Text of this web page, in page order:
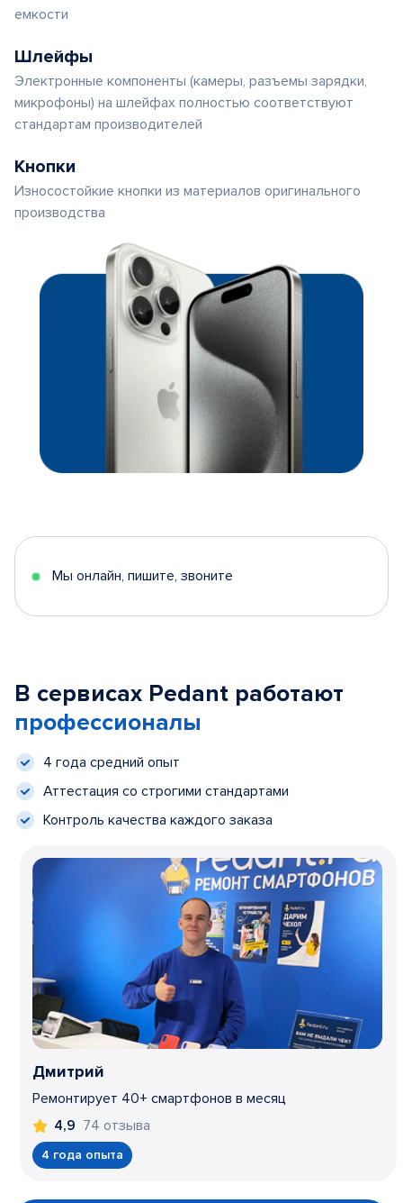
емкости
Шлейфы
Электронные компоненты (камеры, разъемы зарядки,
микрофоны) на шлейфах полностью соответствуют
стандартам производителей
Кнопки
Износостойкие кнопки из материалов оригинального
производства
Мы онлайн, пишите, звоните
В сервисах Pedant работают
профессионалы
4 года средний опыт
Аттестация со строгими стандартами
Контроль качества каждого заказа
Дмитрий
Ремонтирует 40+ смартфонов в месяц
4,9 74 отзыва
4 года опыта